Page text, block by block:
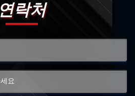
연락처